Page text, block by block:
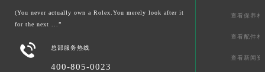
(You never actually own a Rolex.You merely look after it
for the next ...”
 总部服务热线
400-805-0023
查看保养相
查看配件相
查看新闻资